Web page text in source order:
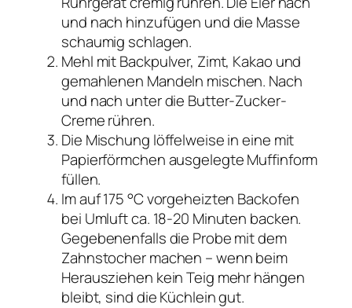
und nach hinzufügen und die Masse
schaumig schlagen.
Mehl mit Backpulver, Zimt, Kakao und
gemahlenen Mandeln mischen. Nach
und nach unter die Butter-Zucker-
Creme rühren.
Die Mischung löffelweise in eine mit
Papierförmchen ausgelegte Muffinform
füllen.
Im auf 175 °C vorgeheizten Backofen
bei Umluft ca. 18-20 Minuten backen.
Gegebenenfalls die Probe mit dem
Zahnstocher machen – wenn beim
Herausziehen kein Teig mehr hängen
bleibt, sind die Küchlein gut.